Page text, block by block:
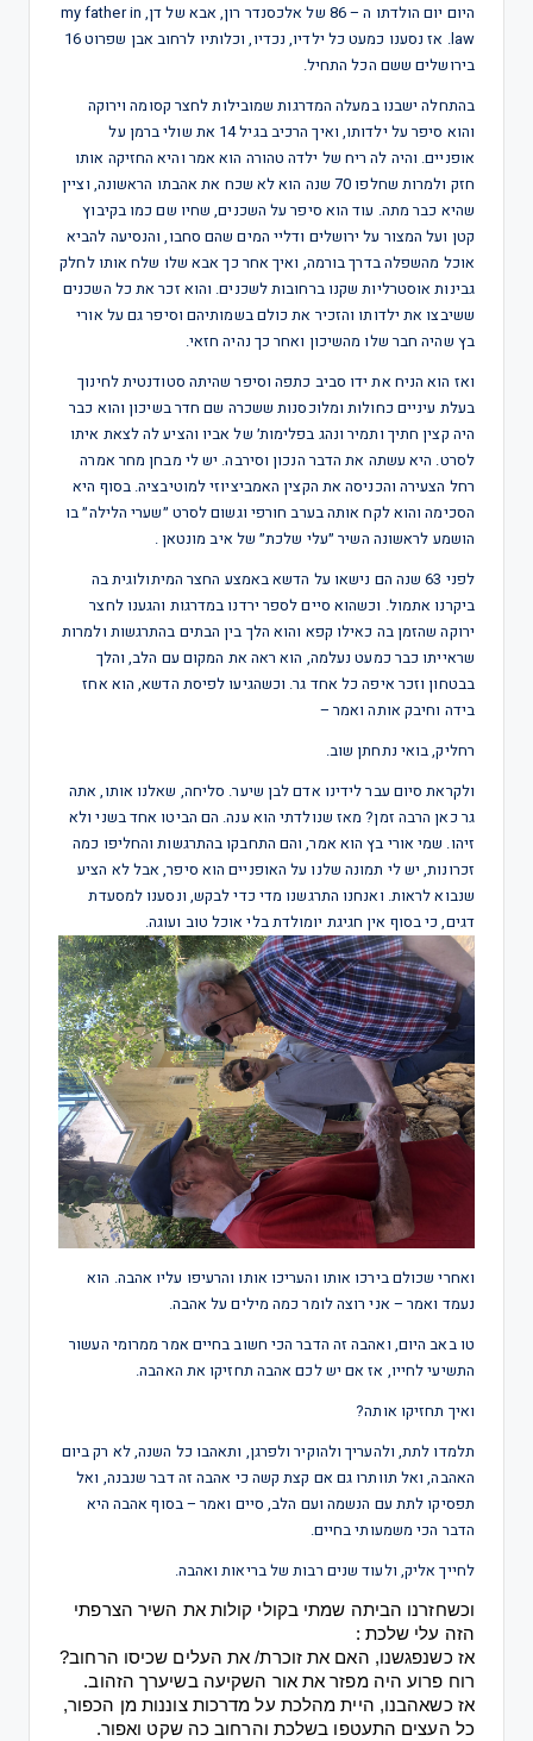
היום יום הולדתו ה – 86 של אלכסנדר רון, אבא של דן, my father in
law. אז נסענו כמעט כל ילדיו, נכדיו, וכלותיו לרחוב אבן שפרוט 16
בירושלים ששם הכל התחיל.
בהתחלה ישבנו במעלה המדרגות שמובילות לחצר קסומה וירוקה
והוא סיפר על ילדותו, ואיך הרכיב בגיל 14 את שולי ברמן על
אופניים. והיה לה ריח של ילדה טהורה הוא אמר והיא החזיקה אותו
חזק ולמרות שחלפו 70 שנה הוא לא שכח את אהבתו הראשונה, וציין
שהיא כבר מתה. עוד הוא סיפר על השכנים, שחיו שם כמו בקיבוץ
קטן ועל המצור על ירושלים ודליי המים שהם סחבו, והנסיעה להביא
אוכל מהשפלה בדרך בורמה, ואיך אחר כך אבא שלו שלח אותו לחלק
גבינות אוסטרליות שקנו ברחובות לשכנים. והוא זכר את כל השכנים
ששיבצו את ילדותו והזכיר את כולם בשמותיהם וסיפר גם על אורי
בץ שהיה חבר שלו מהשיכון ואחר כך נהיה חזאי.
ואז הוא הניח את ידו סביב כתפה וסיפר שהיתה סטודנטית לחינוך
בעלת עיניים כחולות ומלוכסנות ששכרה שם חדר בשיכון והוא כבר
היה קצין חתיך ותמיר ונהג בפלימות׳ של אביו והציע לה לצאת איתו
לסרט. היא עשתה את הדבר הנכון וסירבה. יש לי מבחן מחר אמרה
רחל הצעירה והכניסה את הקצין האמביציוזי למוטיבציה. בסוף היא
הסכימה והוא לקח אותה בערב חורפי וגשום לסרט ״שערי הלילה״ בו
הושמע לראשונה השיר ״עלי שלכת״ של איב מונטאן .
לפני 63 שנה הם נישאו על הדשא באמצע החצר המיתולוגית בה
ביקרנו אתמול. וכשהוא סיים לספר ירדנו במדרגות והגענו לחצר
ירוקה שהזמן בה כאילו קפא והוא הלך בין הבתים בהתרגשות ולמרות
שראייתו כבר כמעט נעלמה, הוא ראה את המקום עם הלב, והלך
בבטחון וזכר איפה כל אחד גר. וכשהגיעו לפיסת הדשא, הוא אחז
בידה וחיבק אותה ואמר –
רחליק, בואי נתחתן שוב.
ולקראת סיום עבר לידינו אדם לבן שיער. סליחה, שאלנו אותו, אתה
גר כאן הרבה זמן? מאז שנולדתי הוא ענה. הם הביטו אחד בשני ולא
זיהו. שמי אורי בץ הוא אמר, והם התחבקו בהתרגשות והחליפו כמה
זכרונות, יש לי תמונה שלנו על האופניים הוא סיפר, אבל לא הציע
שנבוא לראות. ואנחנו התרגשנו מדי כדי לבקש, ונסענו למסעדת
דגים, כי בסוף אין חגיגת יומולדת בלי אוכל טוב ועוגה.
ואחרי שכולם בירכו אותו והעריכו אותו והרעיפו עליו אהבה. הוא
נעמד ואמר – אני רוצה לומר כמה מילים על אהבה.
טו באב היום, ואהבה זה הדבר הכי חשוב בחיים אמר ממרומי העשור
התשיעי לחייו, אז אם יש לכם אהבה תחזיקו את האהבה.
ואיך תחזיקו אותה?
תלמדו לתת, ולהעריך ולהוקיר ולפרגן, ותאהבו כל השנה, לא רק ביום
האהבה, ואל תוותרו גם אם קצת קשה כי אהבה זה דבר שנבנה, ואל
תפסיקו לתת עם הנשמה ועם הלב, סיים ואמר – בסוף אהבה היא
הדבר הכי משמעותי בחיים.
לחייך אליק, ולעוד שנים רבות של בריאות ואהבה.
וכשחזרנו הביתה שמתי בקולי קולות את השיר הצרפתי
הזה עלי שלכת :
אז כשנפגשנו, האם את זוכרת/ את העלים שכיסו הרחוב?
רוח פרוע היה מפזר את אור השקיעה בשיערך הזהוב.
אז כשאהבנו, היית מהלכת על מדרכות צוננות מן הכפור,
כל העצים התעטפו בשלכת והרחוב כה שקט ואפור.